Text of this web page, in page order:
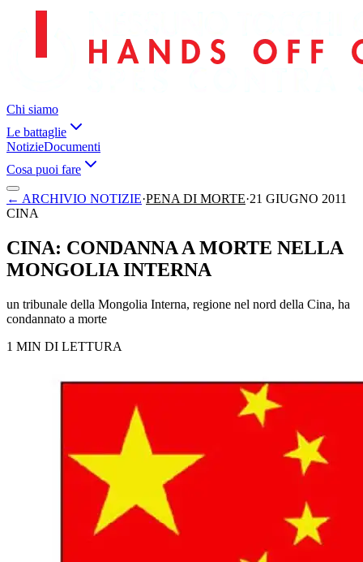
Chi siamo
Le battaglie
NotizieDocumenti
Cosa puoi fare
← ARCHIVIO NOTIZIE·PENA DI MORTE·21 GIUGNO 2011
CINA
CINA: CONDANNA A MORTE NELLA
MONGOLIA INTERNA
un tribunale della Mongolia Interna, regione nel nord della Cina, ha
condannato a morte
1 MIN DI LETTURA